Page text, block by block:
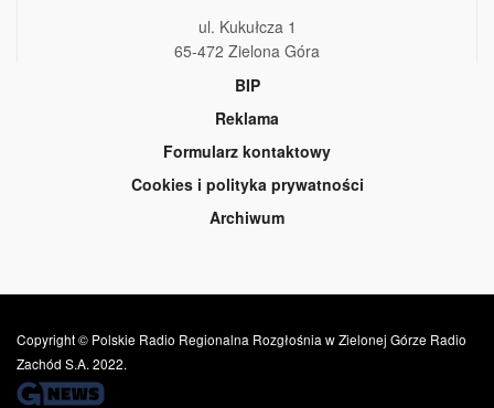
ul. Kukułcza 1
65-472 Zielona Góra
BIP
Reklama
Formularz kontaktowy
Cookies i polityka prywatności
Archiwum
Copyright © Polskie Radio Regionalna Rozgłośnia w Zielonej Górze Radio
Zachód S.A. 2022.